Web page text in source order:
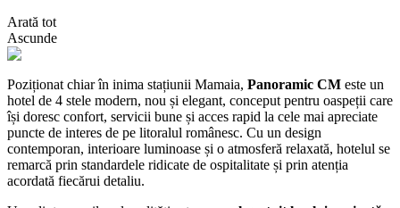
Arată tot
Ascunde
Poziționat chiar în inima stațiunii Mamaia, Panoramic CM este un
hotel de 4 stele modern, nou și elegant, conceput pentru oaspeții care
își doresc confort, servicii bune și acces rapid la cele mai apreciate
puncte de interes de pe litoralul românesc. Cu un design
contemporan, interioare luminoase și o atmosferă relaxată, hotelul se
remarcă prin standardele ridicate de ospitalitate și prin atenția
acordată fiecărui detaliu.